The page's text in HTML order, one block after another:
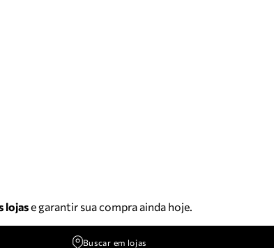
lojase garantir sua compra ainda hoje.
Buscar em lojas